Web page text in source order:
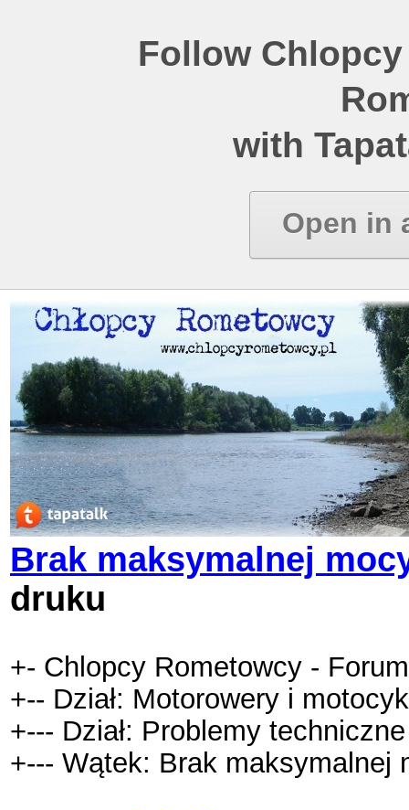
Follow
with
Open in
Brak maksymalnej
druku
+- Chlopcy Rometowcy -
+-- Dział: Motorowery i
+--- Dział: Problemy
+--- Wątek: Brak maksymalnej